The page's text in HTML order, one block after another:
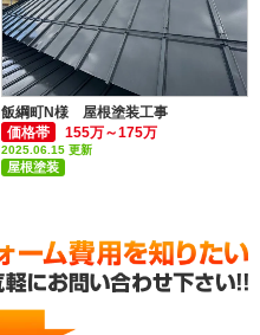
飯綱町N様 屋根塗装工事
価格帯
155万～175万
2025.06.15 更新
屋根塗装